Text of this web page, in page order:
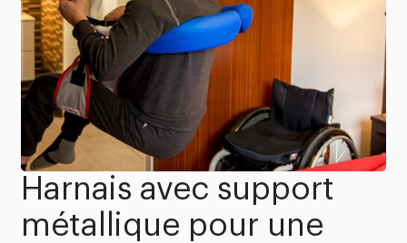
Harnais avec support
métallique pour une